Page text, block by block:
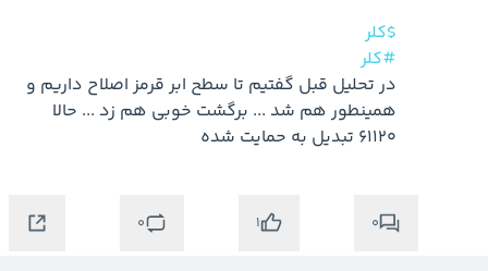
$کلر
#کلر
61120 تبدیل به حمایت شده
0
1
0